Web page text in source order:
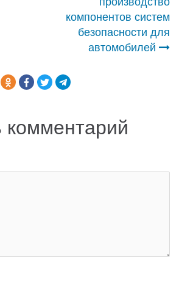
компонентов систем
безопасности для
автомобилей
комментарий